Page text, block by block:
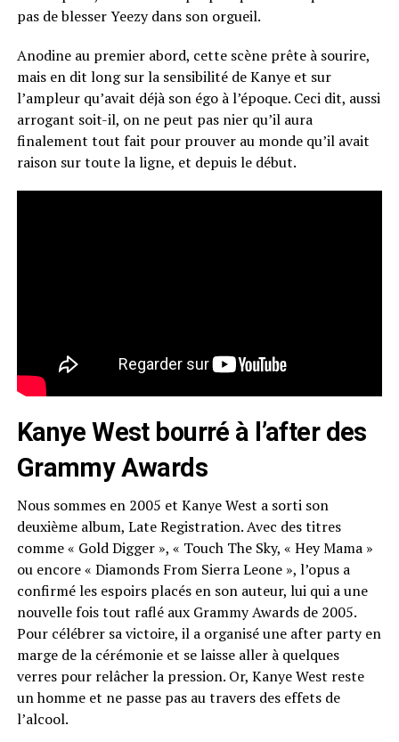
pas de blesser Yeezy dans son orgueil.
Anodine au premier abord, cette scène prête à sourire,
mais en dit long sur la sensibilité de Kanye et sur
l’ampleur qu’avait déjà son égo à l’époque. Ceci dit, aussi
arrogant soit-il, on ne peut pas nier qu’il aura
finalement tout fait pour prouver au monde qu’il avait
raison sur toute la ligne, et depuis le début.
Kanye West bourré à l’after des
Grammy Awards
Nous sommes en 2005 et Kanye West a sorti son
deuxième album, Late Registration. Avec des titres
comme « Gold Digger », « Touch The Sky, « Hey Mama »
ou encore « Diamonds From Sierra Leone », l’opus a
confirmé les espoirs placés en son auteur, lui qui a une
nouvelle fois tout raflé aux Grammy Awards de 2005.
Pour célébrer sa victoire, il a organisé une after party en
marge de la cérémonie et se laisse aller à quelques
verres pour relâcher la pression. Or, Kanye West reste
un homme et ne passe pas au travers des effets de
l’alcool.